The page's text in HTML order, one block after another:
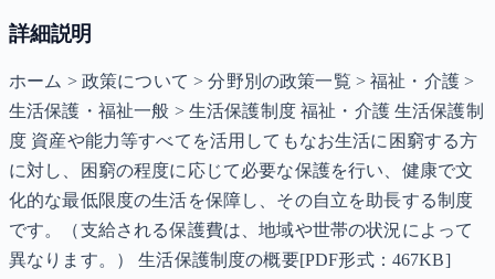
詳細説明
ホーム > 政策について > 分野別の政策一覧 > 福祉・介護 >
生活保護・福祉一般 > 生活保護制度 福祉・介護 生活保護制
度 資産や能力等すべてを活用してもなお生活に困窮する方
に対し、困窮の程度に応じて必要な保護を行い、健康で文
化的な最低限度の生活を保障し、その自立を助長する制度
です。（支給される保護費は、地域や世帯の状況によって
異なります。） 生活保護制度の概要[PDF形式：467KB]